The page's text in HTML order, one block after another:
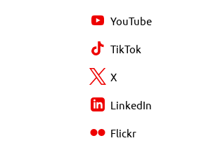
YouTube
TikTok
X
LinkedIn
Flickr